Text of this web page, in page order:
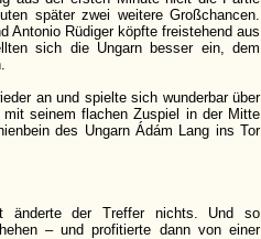
später zwei weitere Großchancen.
Antonio Rüdiger köpfte freistehend aus
sich die Ungarn besser ein, dem
an und spielte sich wunderbar über
seinem flachen Zuspiel in der Mitte
des Ungarn Ádám Lang ins Tor
änderte der Treffer nichts. Und so
– und profitierte dann von einer